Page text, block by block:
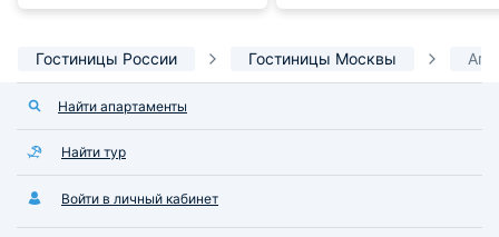
Гостиницы России Гостиницы Москвы
Найти апартаменты
Найти тур
Войти в личный кабинет